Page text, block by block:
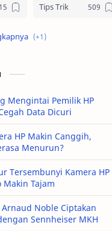
Tips Trik
Mengintai Pemilik HP
Data Dicuri
HP Makin Canggih,
Menurun?
Tersembunyi Kamera HP
Makin Tajam
Noble Ciptakan
Sennheiser MKH